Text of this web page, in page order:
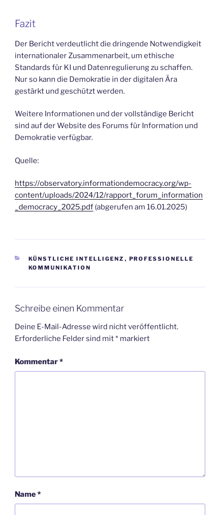
Fazit
Der Bericht verdeutlicht die dringende Notwendigkeit
internationaler Zusammenarbeit, um ethische
Standards für KI und Datenregulierung zu schaffen.
Nur so kann die Demokratie in der digitalen Ära
gestärkt und geschützt werden.
Weitere Informationen und der vollständige Bericht
sind auf der Website des Forums für Information und
Demokratie verfügbar.
Quelle:
https://observatory.informationdemocracy.org/wp-
content/uploads/2024/12/rapport_forum_information
_democracy_2025.pdf (abgerufen am 16.01.2025)
KATEGORIEN
KÜNSTLICHE INTELLIGENZ , PROFESSIONELLE
KOMMUNIKATION
Schreibe einen Kommentar
Deine E-Mail-Adresse wird nicht veröffentlicht.
Erforderliche Felder sind mit* markiert
Kommentar*
Name*